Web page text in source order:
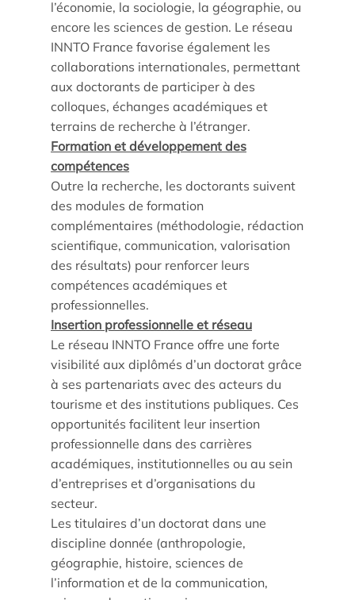
l’économie, la sociologie, la géographie, ou
encore les sciences de gestion. Le réseau
INNTO France favorise également les
collaborations internationales, permettant
aux doctorants de participer à des
colloques, échanges académiques et
terrains de recherche à l’étranger.
Formation et développement des
compétences
Outre la recherche, les doctorants suivent
des modules de formation
complémentaires (méthodologie, rédaction
scientifique, communication, valorisation
des résultats) pour renforcer leurs
compétences académiques et
professionnelles.
Insertion professionnelle et réseau
Le réseau INNTO France offre une forte
visibilité aux diplômés d’un doctorat grâce
à ses partenariats avec des acteurs du
tourisme et des institutions publiques. Ces
opportunités facilitent leur insertion
professionnelle dans des carrières
académiques, institutionnelles ou au sein
d’entreprises et d’organisations du
secteur.
Les titulaires d’un doctorat dans une
discipline donnée (anthropologie,
géographie, histoire, sciences de
l’information et de la communication,